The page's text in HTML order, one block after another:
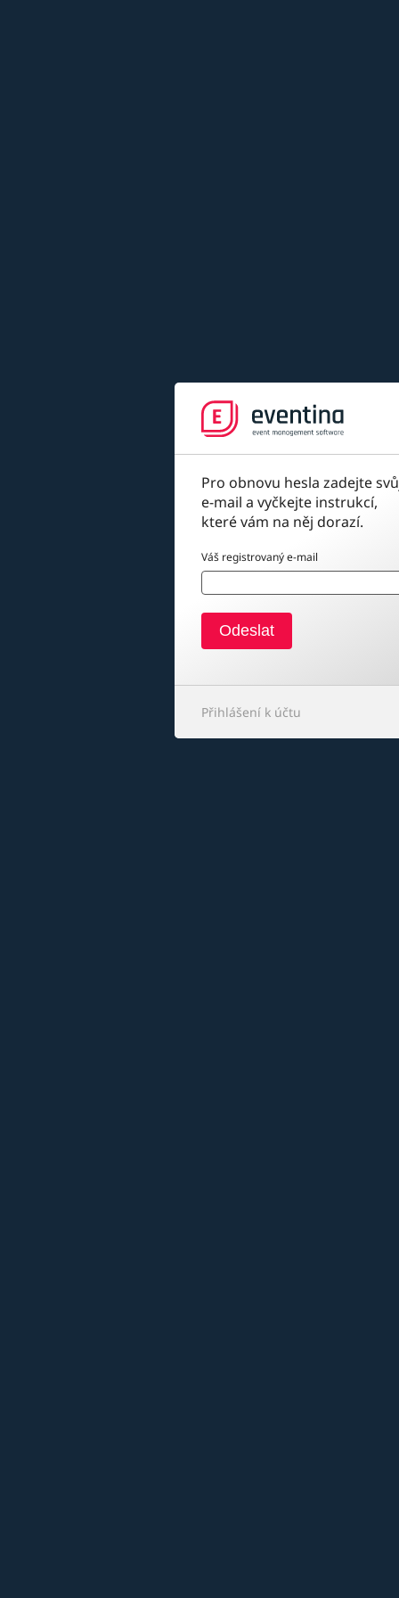
Pro obnovu hesla zadejte
e-mail a vyčkejte instrukcí,
které vám na něj dorazí.
Váš registrovaný e-mail
Přihlášení k účtu